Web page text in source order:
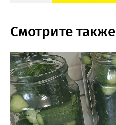
Смотрите также